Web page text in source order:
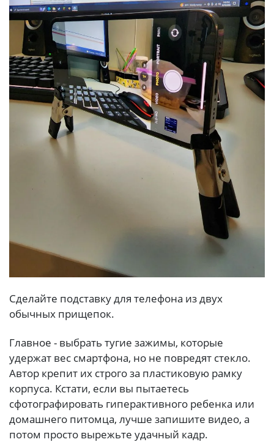
Сделайте подставку для телефона из двух
обычных прищепок.
Главное - выбрать тугие зажимы, которые
удержат вес смартфона, но не повредят стекло.
Автор крепит их строго за пластиковую рамку
корпуса. Кстати, если вы пытаетесь
сфотографировать гиперактивного ребенка или
домашнего питомца, лучше запишите видео, а
потом просто вырежьте удачный кадр.